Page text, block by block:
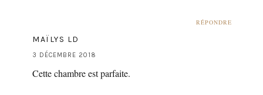
RÉPONDRE
MAÏLYS LD
3 DÉCEMBRE 2018
Cette chambre est parfaite.